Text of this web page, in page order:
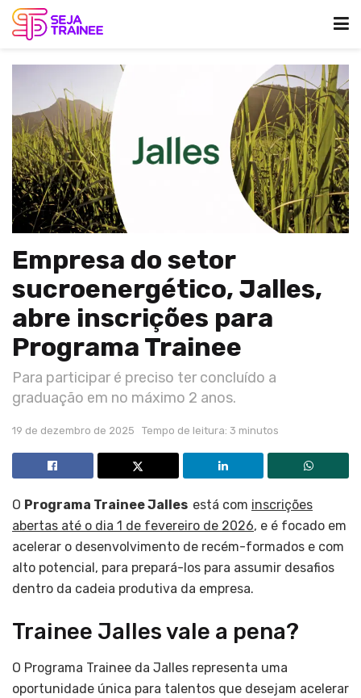
Empresa do setor
sucroenergético, Jalles,
abre inscrições para
Programa Trainee
Para participar é preciso ter concluído a
graduação em no máximo 2 anos.
19 de dezembro de 2025 Tempo de leitura: 3 minutos
O Programa Trainee Jalles está com inscrições
abertas até o dia 1 de fevereiro de 2026, e é focado em
acelerar o desenvolvimento de recém-formados e com
alto potencial, para prepará-los para assumir desafios
dentro da cadeia produtiva da empresa.
Trainee Jalles vale a pena?
O Programa Trainee da Jalles representa uma
oportunidade única para talentos que desejam acelerar